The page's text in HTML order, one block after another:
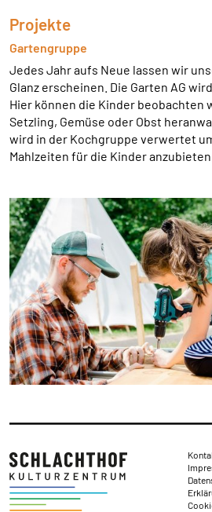
Projekte
Gartengruppe
Jedes Jahr aufs Neue lassen wir
Glanz erscheinen. Die Garten AG
Hier können die Kinder beobachten
Setzling, Gemüse oder Obst
wird in der Kochgruppe verwertet
Mahlzeiten für die Kinder anzubieten.
1 Tag, _ga 2 Jahre